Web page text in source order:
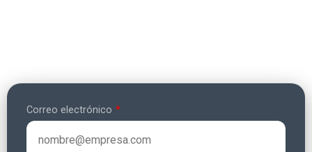
Correo electrónico